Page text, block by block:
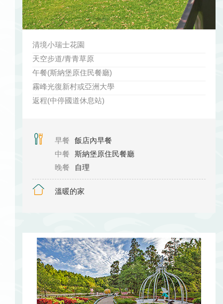
清境小瑞士花園
天空步道/青青草原
午餐(斯納堡原住民餐廳)
霧峰光復新村或亞洲大學
返程(中停國道休息站)
早餐
飯店內早餐
中餐
斯納堡原住民餐廳
晚餐
自理
溫暖的家